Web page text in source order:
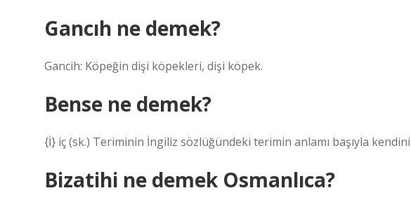
Gancıh ne demek?
Gancih: Köpeğin dişi köpekleri, dişi köpek.
Bense ne demek?
{İ} iç (sk.) Teriminin İngiliz sözlüğündeki terimin anlamı başıyla
Bizatihi ne demek Osmanlıca?